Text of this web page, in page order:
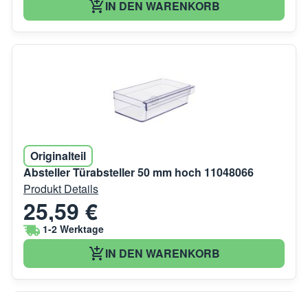
IN DEN WARENKORB
Originalteil
Absteller Türabsteller 50 mm hoch 11048066
Produkt Details
25,59 €
1-2 Werktage
IN DEN WARENKORB